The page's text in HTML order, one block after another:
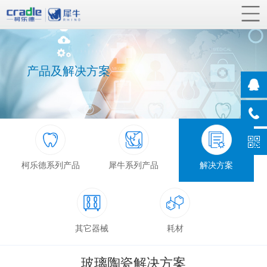
产品及解决方案
柯乐德系列产品 犀牛系列产品 解决方案
其它器械 耗材
玻璃陶瓷解决方案